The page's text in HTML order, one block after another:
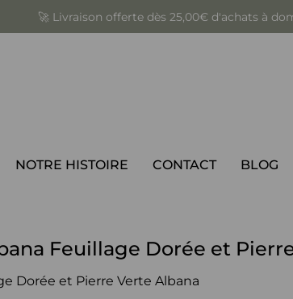
❤️ Garantie satisfait ou remboursé sous 14
NOTRE HISTOIRE CONTACT BLOG
Feuillage Dorée et
Dorée et Pierre Verte Albana